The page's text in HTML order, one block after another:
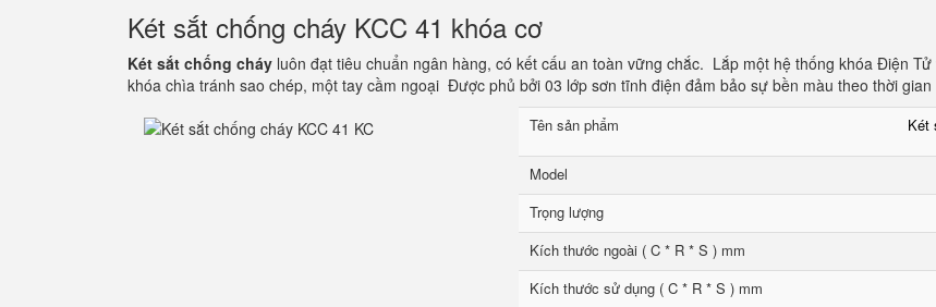
Két sắt chống cháy KCC 41 khóa cơ
Két sắt chống cháy luôn đạt tiêu chuẩn ngân hàng, có kết cấu an toàn vững chắc. Lắp một hệ thống khóa Điện Tử
khóa chìa tránh sao chép, một tay cầm ngoại Được phủ bởi 03 lớp sơn tĩnh điện đảm bảo sự bền màu theo thời gian
Tên sản phẩm Két
Model
Trọng lượng
Kích thước ngoài ( C * R * S ) mm
Kích thước sử dụng ( C * R * S ) mm